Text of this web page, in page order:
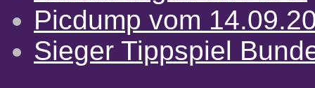
Picdump vom
Sieger Tippspiel